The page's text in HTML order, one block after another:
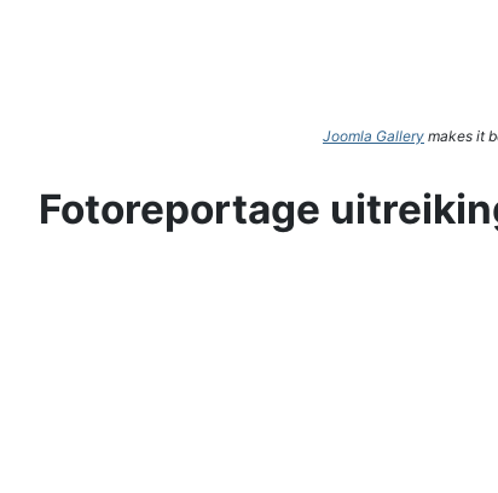
Joomla Gallery makes it
Fotoreportage